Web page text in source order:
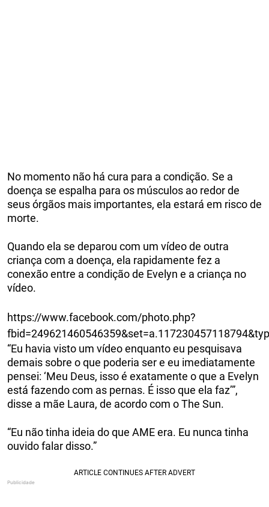
No momento não há cura para a condição. Se a
doença se espalha para os músculos ao redor de
seus órgãos mais importantes, ela estará em risco de
morte.
Quando ela se deparou com um vídeo de outra
criança com a doença, ela rapidamente fez a
conexão entre a condição de Evelyn e a criança no
vídeo.
https://www.facebook.com/photo.php?
“Eu havia visto um vídeo enquanto eu pesquisava
demais sobre o que poderia ser e eu imediatamente
pensei: ‘Meu Deus, isso é exatamente o que a Evelyn
está fazendo com as pernas. É isso que ela faz’”,
disse a mãe Laura, de acordo com o The Sun.
“Eu não tinha ideia do que AME era. Eu nunca tinha
ouvido falar disso.”